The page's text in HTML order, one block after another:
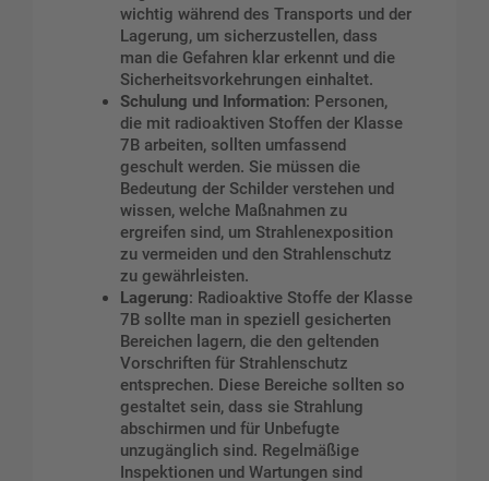
wichtig während des Transports und der
Lagerung, um sicherzustellen, dass
man die Gefahren klar erkennt und die
Sicherheitsvorkehrungen einhaltet.
Schulung und Information: Personen,
die mit radioaktiven Stoffen der Klasse
7B arbeiten, sollten umfassend
geschult werden. Sie müssen die
Bedeutung der Schilder verstehen und
wissen, welche Maßnahmen zu
ergreifen sind, um Strahlenexposition
zu vermeiden und den Strahlenschutz
zu gewährleisten.
Lagerung: Radioaktive Stoffe der Klasse
7B sollte man in speziell gesicherten
Bereichen lagern, die den geltenden
Vorschriften für Strahlenschutz
entsprechen. Diese Bereiche sollten so
gestaltet sein, dass sie Strahlung
abschirmen und für Unbefugte
unzugänglich sind. Regelmäßige
Inspektionen und Wartungen sind